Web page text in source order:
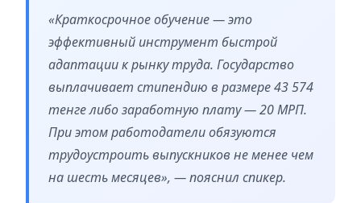
«Краткосрочное обучение — это
эффективный инструмент быстрой
адаптации к рынку труда. Государство
выплачивает стипендию в размере 43 574
тенге либо заработную плату — 20 МРП.
При этом работодатели обязуются
трудоустроить выпускников не менее чем
на шесть месяцев», — пояснил спикер.